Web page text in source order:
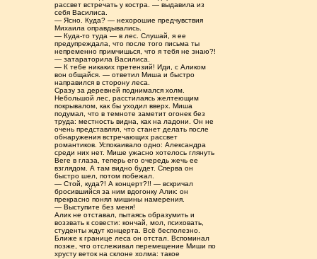
рассвет встречать у костра. — выдавила из
себя Василиса.
— Ясно. Куда? — нехорошие предчувствия
Михаила оправдывались.
— Куда-то туда — в лес. Слушай, я ее
предупреждала, что после того письма ты
непременно примчишься, что я тебя не знаю?!
— затараторила Василиса.
— К тебе никаких претензий! Иди, с Аликом
вон общайся. — ответил Миша и быстро
направился в сторону леса.
Сразу за деревней поднимался холм.
Небольшой лес, расстилаясь желтеющим
покрывалом, как бы уходил вверх. Миша
подумал, что в темноте заметит огонек без
труда: местность видна, как на ладони. Он не
очень представлял, что станет делать после
обнаружения встречающих рассвет
романтиков. Успокаивало одно: Александра
среди них нет. Мише ужасно хотелось глянуть
Веге в глаза, теперь его очередь жечь ее
взглядом. А там видно будет. Сперва он
быстро шел, потом побежал.
— Стой, куда?! А концерт?!! — вскричал
бросившийся за ним вдогонку Алик: он
прекрасно понял мишины намерения.
— Выступите без меня!
Алик не отставал, пытаясь образумить и
воззвать к совести: кончай, мол, психовать,
студенты ждут концерта. Всё бесполезно.
Ближе к границе леса он отстал. Вспоминал
позже, что отслеживал перемещение Миши по
хрусту веток на склоне холма: такое